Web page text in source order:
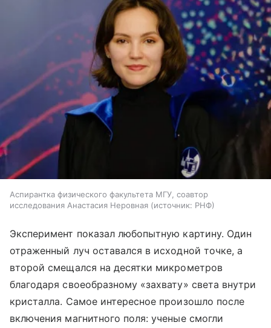
Аспирантка физического факультета МГУ, соавтор
исследования Анастасия Неровная
источник: РНФ
Эксперимент показал любопытную картину. Один
отраженный луч оставался в исходной точке, а
второй смещался на десятки микрометров
благодаря своеобразному «захвату» света внутри
кристалла. Самое интересное произошло после
включения магнитного поля: ученые смогли